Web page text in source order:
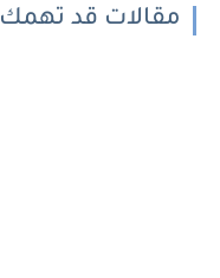
مقالات قد تهمك